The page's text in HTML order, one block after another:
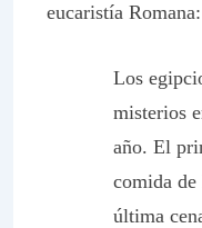
eucaristía Romana:
Los
misterios
año. El
comida
última